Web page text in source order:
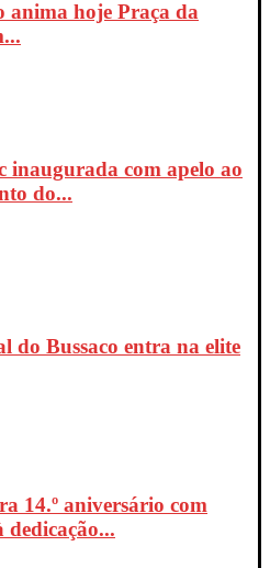
anima hoje Praça da
inaugurada com apelo ao
do...
do Bussaco entra na elite
14.º aniversário com
dedicação...